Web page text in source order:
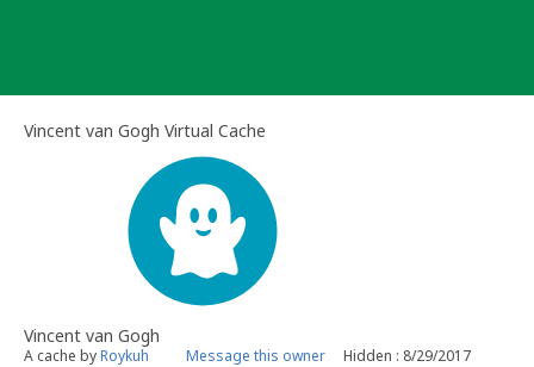
Vincent van Gogh Virtual Cache
Vincent van Gogh
A cache byRoykuh Message this owner Hidden : 8/29/2017